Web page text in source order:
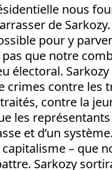
nous
de
pour y
pas que notre
électoral.
crimes contre les
contre la
les
et d’un
– que
Sarkozy